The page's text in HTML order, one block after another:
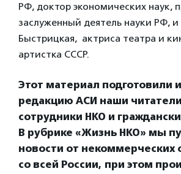
РФ, доктор экономических наук,
заслуженный деятель науки РФ, и
Быстрицкая, актриса театра и
артистка СССР.
Этот материал подготовили и
редакцию АСИ наши
сотрудники НКО и
В рубрике «Жизнь НКО» мы
новости от некоммерческих
со всей России, при этом